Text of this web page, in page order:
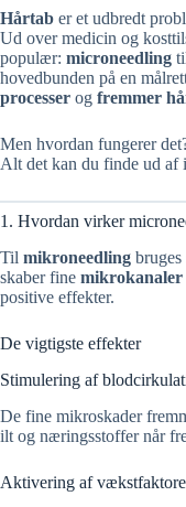
Hårtab er et udbredt
Ud over medicin og
populær: microneedling
hovedbunden på en
processer og fremmer
Men hvordan fungerer
Alt det kan du finde ud af
1. Hvordan virker
Til mikroneedling
skaber fine mikrokanaler
positive effekter.
De vigtigste effekter
Stimulering af
De fine mikroskader
ilt og næringsstoffer når
Aktivering af